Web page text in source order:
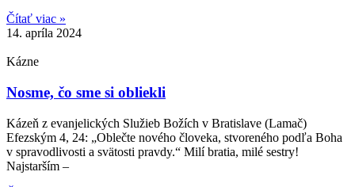
Čítať viac »
14. apríla 2024
Kázne
Nosme, čo sme si obliekli
Kázeň z evanjelických Služieb Božích v Bratislave (Lamač)
Efezským 4, 24: „Oblečte nového človeka, stvoreného podľa Boha
v spravodlivosti a svätosti pravdy.“ Milí bratia, milé sestry!
Najstarším –